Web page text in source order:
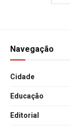
Navegação
Cidade
Educação
Editorial